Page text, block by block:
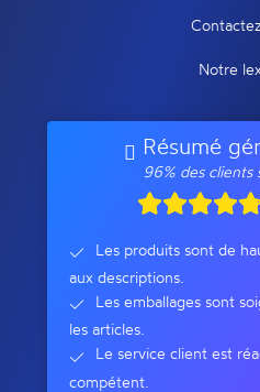
Notre
Résumé
96% des clients
Les produits sont de
aux descriptions.
Les emballages sont
les articles.
Le service client est
compétent.